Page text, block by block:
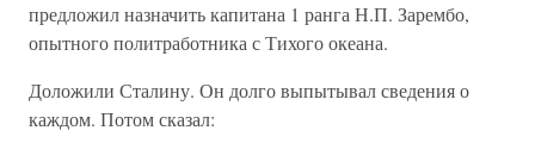
предложил назначить капитана 1 ранга Н.П. Зарембо,
опытного политработника с Тихого океана.
Доложили Сталину. Он долго выпытывал сведения о
каждом. Потом сказал: